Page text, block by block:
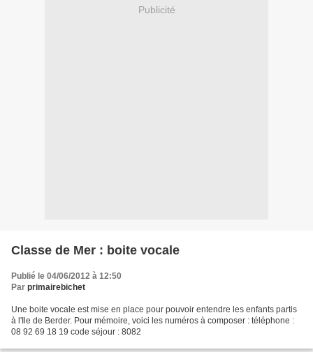
Publicité
Classe de Mer : boite vocale
Publié le 04/06/2012 à 12:50
Par primairebichet
Une boite vocale est mise en place pour pouvoir entendre les enfants partis
à l'Ile de Berder. Pour mémoire, voici les numéros à composer : téléphone :
08 92 69 18 19 code séjour : 8082